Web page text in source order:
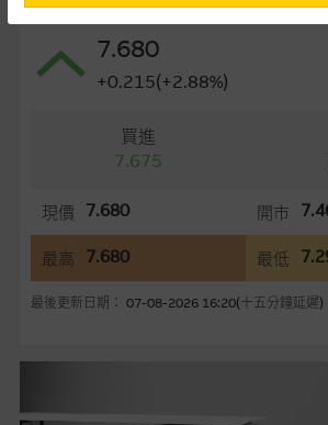
1833 平安好醫生
7.680
+0.215(+2.88%)
買進
7.675
現價 7.680 開市
最高 7.680 最低
最後更新日期： 07-08-2026 16:20(十五分鐘延遲)
提供網站內容的基準 – 使用時請考
網站內容來自我們在所示日期時認為可靠之來
供。惟麥格理集團並無核實所有網站內容，故
務更新網站內容，或修正任何其後變為明顯
容所載的意見、預測及其他資料可予更改或
任何指示價格報價、公開資料或分析是基於
數而預備的，不構成我們提出的意見。所用假
可以合理選擇到的，因此並不保證該類報價
為準確、完整或合理。我們不作陳述，亦不保
來自我們在所示日期時認為可靠之來源，且均
整、可靠、準確、合時或適合，亦不為資料的